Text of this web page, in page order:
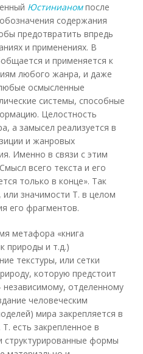
Юстинианомпосле
содержания
предотвратить впредь
и применениях. В
и применяется к
любого жанра, и даже
осмысленные
системы, способные
Целостность
а замысел реализуется в
и жанровых
Именно в связи с этим
всего текста и его
только в конце». Так
или значимости Т. в целом
его фрагментов.
метафора «книга
природы и т.д.)
текстуры, или сетки
которую предстоит
отделенному
человеческим
мира закрепляется в
есть закрепленное в
структурированные формы